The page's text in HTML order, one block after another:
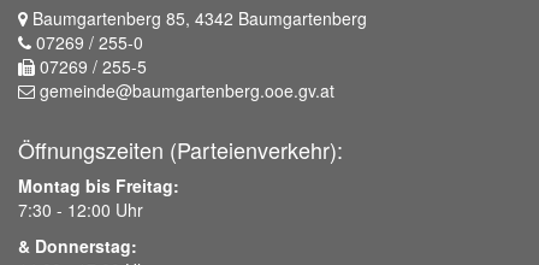
Baumgartenberg 85, 4342 Baumgartenberg
07269 / 255-0
07269 / 255-5
gemeinde@baumgartenberg.ooe.gv.at
Öffnungszeiten (Parteienverkehr):
Montag bis Freitag:
7:30 - 12:00 Uhr
& Donnerstag: